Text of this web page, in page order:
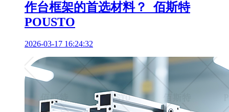
作台框架的首选材料？_佰斯特
POUSTO
2026-03-17 16:24:32